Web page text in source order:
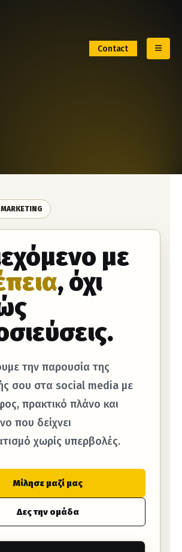
Contact
με
, όχι
την παρουσία της
σου στα social media με
πρακτικό πλάνο και
που δείχνει
χωρίς υπερβολές.
Μίλησε μαζί μας
Δες την ομάδα